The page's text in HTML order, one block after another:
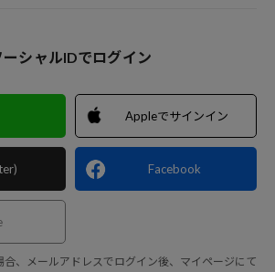
ーシャルIDでログイン
Appleでサインイン
Facebook
、メールアドレスでログイン後、マイページにて